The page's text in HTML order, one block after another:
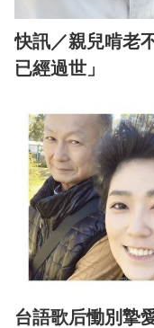
快訊／親兒啃老
已經過世」
台語歌后慟別摯